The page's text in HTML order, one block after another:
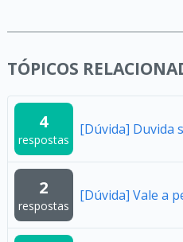
TÓPICOS
4
respostas
[Dúvida] Duvida
2
respostas
[Dúvida] Vale a